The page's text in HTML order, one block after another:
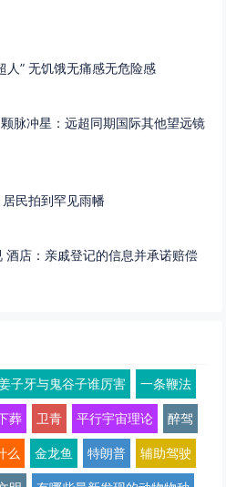
人” 无饥饿无痛感无危险感
脉冲星：远超同期国际其他望远镜
民拍到罕见雨幡
酒店：亲戚登记的信息并承诺赔偿
子牙与鬼谷子谁厉害 一条鞭法
葬 卫青 平行宇宙理论 醉驾
么 金龙鱼 特朗普 辅助驾驶